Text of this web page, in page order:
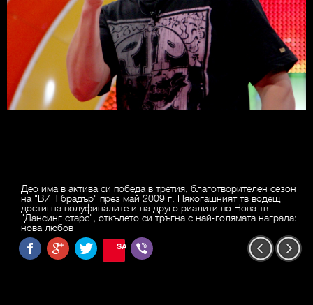
Део има в актива си победа в третия, благотворителен сезон
на "ВИП брадър" през май 2009 г. Някогашният тв водещ
достигна полуфиналите и на друго риалити по Нова тв-
"Дансинг старс", откъдето си тръгна с най-голямата награда:
нова любов
SAVE